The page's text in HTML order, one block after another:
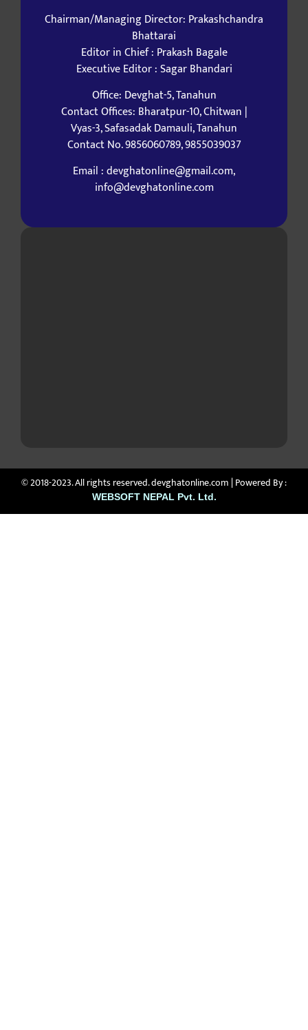
Chairman/Managing Director: Prakashchandra
Bhattarai
Editor in Chief : Prakash Bagale
Executive Editor : Sagar Bhandari
Office: Devghat-5, Tanahun
Contact Offices: Bharatpur-10, Chitwan |
Vyas-3, Safasadak Damauli, Tanahun
Contact No. 9856060789, 9855039037
Email : devghatonline@gmail.com,
info@devghatonline.com
© 2018-2023. All rights reserved. devghatonline.com | Powered By :
WEBSOFT NEPAL Pvt. Ltd.